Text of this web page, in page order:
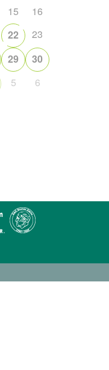
Outlook Live
15
16
22
23
29
30
5 6